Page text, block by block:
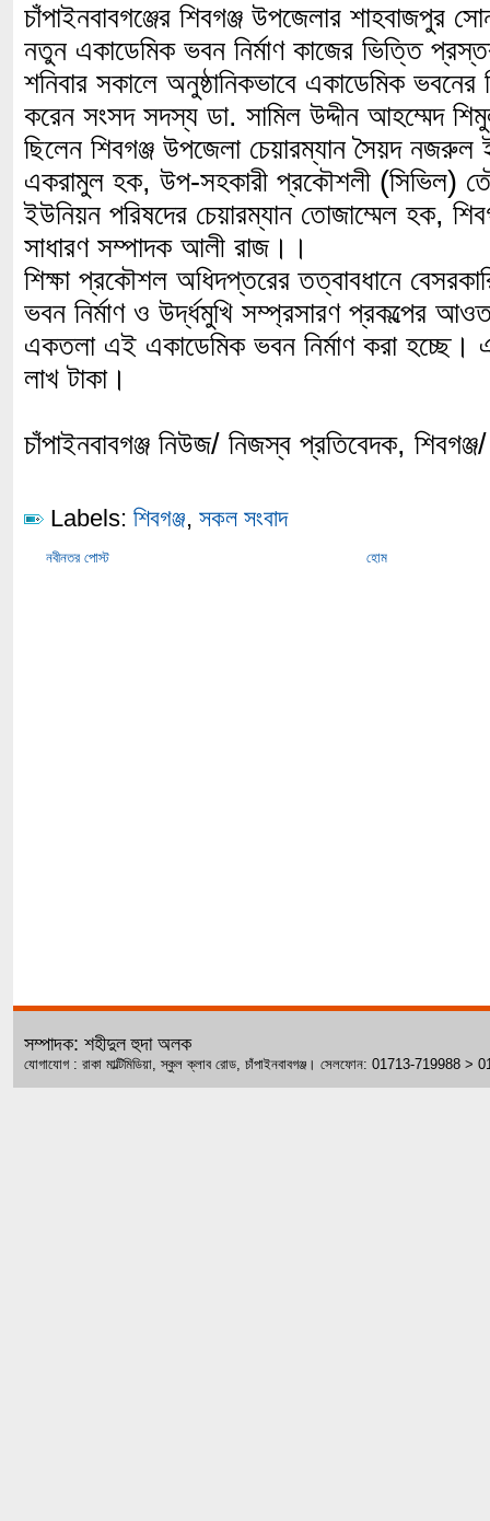
চাঁপাইনবাবগঞ্জের শিবগঞ্জ উপজেলার শাহবাজপুর
নতুন একাডেমিক ভবন নির্মাণ কাজের ভিত্তি
শনিবার সকালে অনুষ্ঠানিকভাবে একাডেমিক
করেন সংসদ সদস্য ডা. সামিল উদ্দীন আহম্মেদ
ছিলেন শিবগঞ্জ উপজেলা চেয়ারম্যান সৈয়দ
একরামুল হক, উপ-সহকারী প্রকৌশলী (সিভিল)
ইউনিয়ন পরিষদের চেয়ারম্যান তোজাম্মেল হক,
সাধারণ সম্পাদক আলী রাজ।।
শিক্ষা প্রকৌশল অধিদপ্তরের তত্বাবধানে
ভবন নির্মাণ ও উর্দ্ধমুখি সম্প্রসারণ প্রকল্পের
একতলা এই একাডেমিক ভবন নির্মাণ করা
লাখ টাকা।
চাঁপাইনবাবগঞ্জ নিউজ/ নিজস্ব প্রতিবেদক,
Labels: শিবগঞ্জ, সকল সংবাদ
নবীনতর পোস্ট হোম
সম্পাদক: শহীদুল হুদা অলক
যোগাযোগ : রাকা মাল্টিমিডিয়া, স্কুল ক্লাব রোড, চাঁপাইনবাবগঞ্জ। সেলফোন: 01713-